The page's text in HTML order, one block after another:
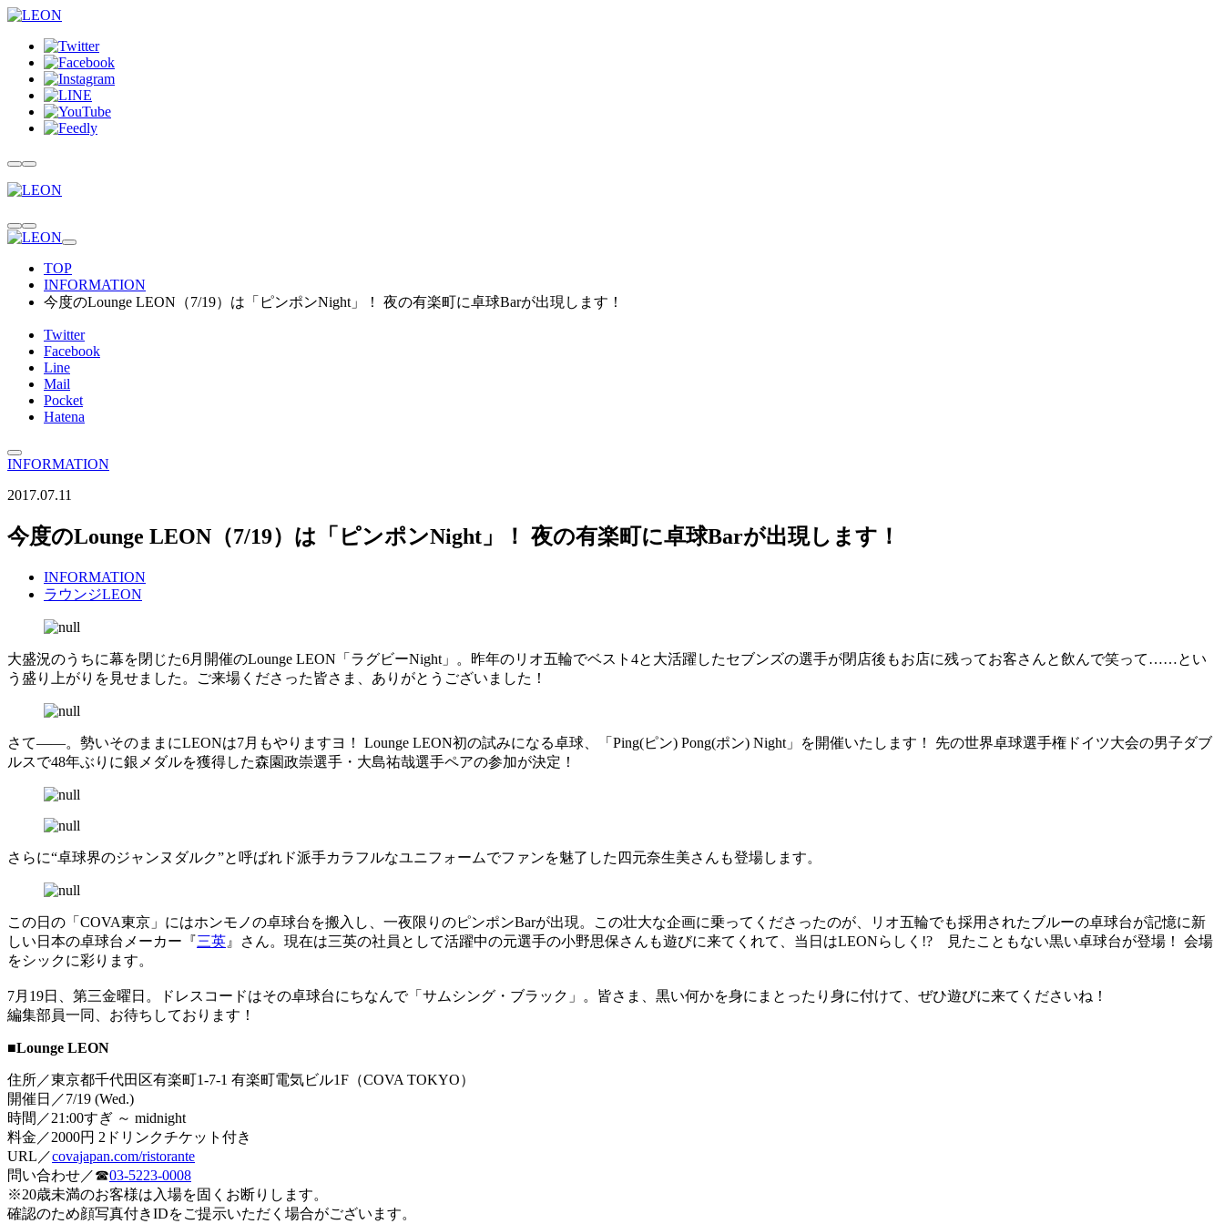
TOP
INFORMATION
今度のLounge LEON（7/19）は「ピンポンNight」！ 夜の有楽町に卓球Barが出現します！
Twitter
Facebook
Line
Mail
Pocket
Hatena
INFORMATION
2017.07.11
今度のLounge LEON（7/19）は「ピンポンNight」！ 夜の有楽町に卓球Barが出現します！
INFORMATION
ラウンジLEON
大盛況のうちに幕を閉じた6月開催のLounge LEON「ラグビーNight」。昨年のリオ五輪でベスト4と大活躍したセブンズの選手が閉店後もお店に残ってお客さんと飲んで笑って……とい
う盛り上がりを見せました。ご来場くださった皆さま、ありがとうございました！
さて――。勢いそのままにLEONは7月もやりますヨ！ Lounge LEON初の試みになる卓球、「Ping(ピン) Pong(ポン) Night」を開催いたします！ 先の世界卓球選手権ドイツ大会の男子ダブ
ルスで48年ぶりに銀メダルを獲得した森園政崇選手・大島祐哉選手ペアの参加が決定！
さらに“卓球界のジャンヌダルク”と呼ばれド派手カラフルなユニフォームでファンを魅了した四元奈生美さんも登場します。
この日の「COVA東京」にはホンモノの卓球台を搬入し、一夜限りのピンポンBarが出現。この壮大な企画に乗ってくださったのが、リオ五輪でも採用されたブルーの卓球台が記憶に新
しい日本の卓球台メーカー『三英 』さん。現在は三英の社員として活躍中の元選手の小野思保さんも遊びに来てくれて、当日はLEONらしく!? 見たこともない黒い卓球台が登場！ 会場
をシックに彩ります。
7月19日、第三金曜日。ドレスコードはその卓球台にちなんで「サムシング・ブラック」。皆さま、黒い何かを身にまとったり身に付けて、ぜひ遊びに来てくださいね！
編集部員一同、お待ちしております！
■Lounge LEON
住所／東京都千代田区有楽町1-7-1 有楽町電気ビル1F（COVA TOKYO）
開催日／7/19 (Wed.)
時間／21:00すぎ ～ midnight
料金／2000円 2ドリンクチケット付き
URL／covajapan.com/ristorante
問い合わせ／☎03-5223-0008
※20歳未満のお客様は入場を固くお断りします。
確認のため顔写真付きIDをご提示いただく場合がございます。